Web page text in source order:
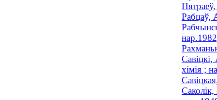
Рабцаў,
Савiцкi,
хімія ;